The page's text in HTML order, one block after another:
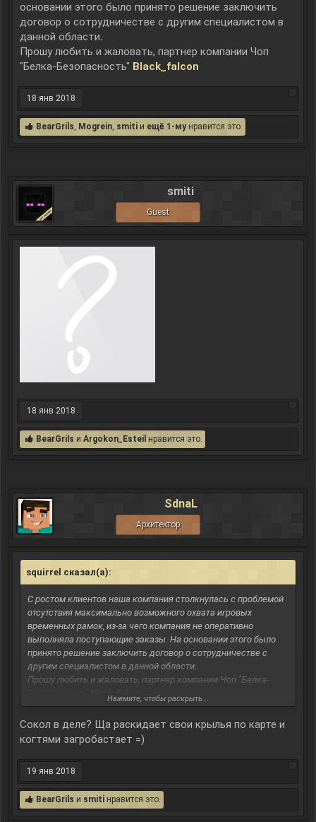
основании этого было принято решение заключить
договор о сотрудничестве с другим специалистом в
данной области.
Прошу любить и жаловать, партнер компании Чоп
"Белка-Безопасность" Black_falcon
18 янв 2018
BearGrils, Mogrein, smiti и ещё 1-мунравится это.
smiti
Guest
18 янв 2018
BearGrils и Argokon_Esteil нравится это.
SdnaL
Архитектор
squirrel сказал(а):
С ростом клиентов наша компания столкнулась с проблемой
отсутствия максимально возможного охвата игровых
временных рамок, из-за чего компания не оперативно
выполняла поступающие заказы. На основании этого было
принято решение заключить договор о сотрудничестве с
другим специалистом в данной области.
Прошу любить и жаловать, партнер компании Чоп "Белка-
Black_falcon
Нажмите, чтобы раскрыть...
Сокол в деле? Ща раскидает свои крылья по карте и
когтями загробастает =)
19 янв 2018
BearGrils и smiti нравится это.